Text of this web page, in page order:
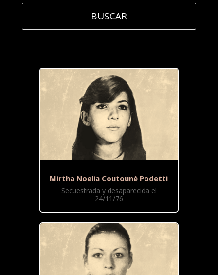
Mirtha Noelia Coutouné Podetti
Secuestrada y desaparecida el
24/11/76